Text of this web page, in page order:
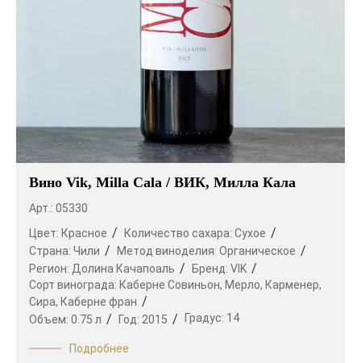
Вино Vik, Milla Cala / ВИК, Милла Кала
Арт.: 05330
Цвет: Красное Количество сахара: Сухое
Страна: Чили Метод виноделия: Органическое
Регион: Долина Качапоаль Бренд: VIK
Сорт винограда: Каберне Совиньон, Мерло, Карменер,
Сира, Каберне фран
Объем: 0.75 л Год: 2015 Градус: 14
Подробнее